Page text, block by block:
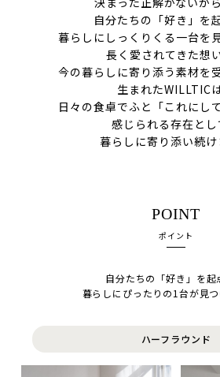
自分たちの「好き」を
暮らしにしっくりくる一台を
長く愛されてきた想い
今の暮らしに寄り添う素材を
生まれたWILLTICは
日々の食卓でふと「これにし
感じられる存在とし
暮らしに寄り添い続け
POINT
ポイント
自分たちの「好き」を起
暮らしにぴったりの1台が見つ
ハーフラウンド